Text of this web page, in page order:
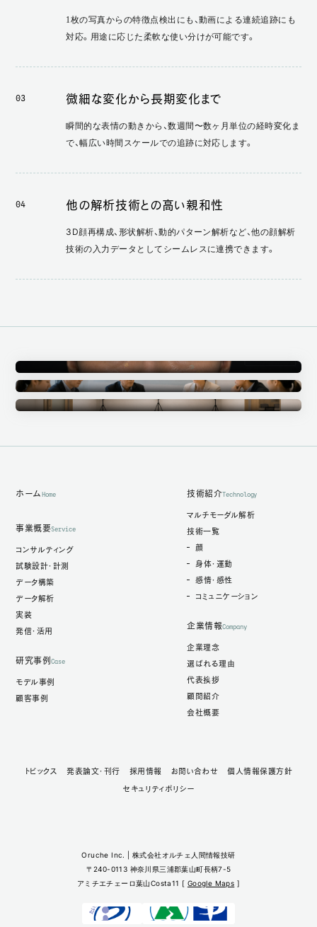
1枚の写真からの特徴点検出にも、動画による連続追跡にも
対応。用途に応じた柔軟な使い分けが可能です。
03 微細な変化から長期変化まで
瞬間的な表情の動きから、数週間〜数ヶ月単位の経時変化ま
で、幅広い時間スケールでの追跡に対応します。
04 他の解析技術との高い親和性
3D顔再構成、形状解析、動的パターン解析など、他の顔解析
技術の入力データとしてシームレスに連携できます。
アノテーション事業
倫理審査委員会
Oruche Inc. | 株式会社オルチェ人間情報技研
〒240-0113 神奈川県三浦郡葉山町長柄7-5
アミチエチェーロ葉山Costa11 [ Google Maps ]
ホーム Home
事業概要Service
コンサルティング
試験設計・計測
データ構築
データ解析
実装
発信・活用
研究事例Case
モデル事例
顧客事例
技術紹介Technology
マルチモーダル解析
技術一覧
顔
身体・運動
感情・感性
コミュニケーション
企業情報Company
企業理念
選ばれる理由
代表挨拶
顧問紹介
会社概要
トピックス 発表論文・刊行 採用情報 お問い合わせ 個人情報保護方針
セキュリティポリシー